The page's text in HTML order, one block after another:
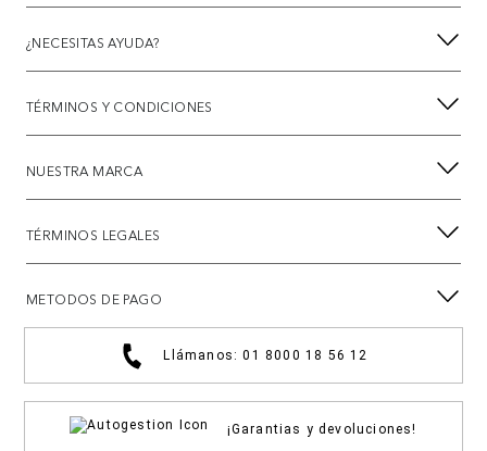
¿NECESITAS AYUDA?
TÉRMINOS Y CONDICIONES
NUESTRA MARCA
TÉRMINOS LEGALES
METODOS DE PAGO
Llámanos: 01 8000 18 56 12
¡Garantias y devoluciones!